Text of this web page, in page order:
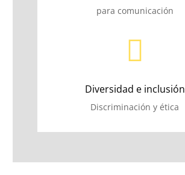
para comunicación

Diversidad e inclusión
Discriminación y ética